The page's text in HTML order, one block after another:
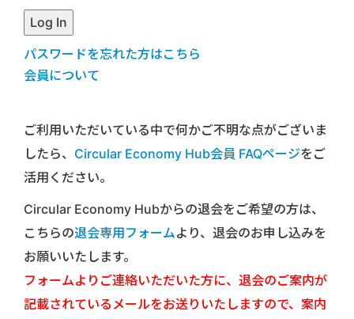
パスワードを忘れた方はこちら
会員について
ご利用いただいている中で何かご不明な点がございま
したら、 Circular Economy Hub会員 FAQページをご
活用ください。
Circular Economy Hubからの退会をご希望の方は、
こちらの退会専用フォームより、退会のお申し込みを
お願いいたします。
フォームよりご連絡いただいた方に、退会のご案内が
記載されているメールをお送りいたしますので、案内